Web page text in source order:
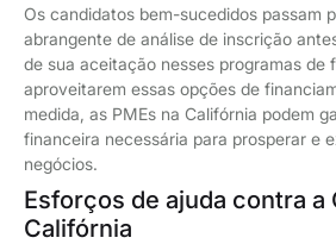
Os candidatos bem-sucedidos passam
abrangente de análise de inscrição
de sua aceitação nesses programas de
aproveitarem essas opções de
medida, as PMEs na Califórnia podem
financeira necessária para prosperar e
negócios.
Esforços de ajuda contra a
Califórnia